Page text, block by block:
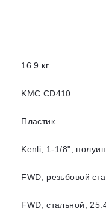
16.9 кг.
KMC CD410
Пластик
Kenli, 1-1/8ʺ,
FWD, резьбовой
FWD, стальной,